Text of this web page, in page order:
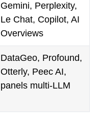
Gemini, Perplexity,
Le Chat, Copilot, AI
Overviews
DataGeo, Profound,
Otterly, Peec AI,
panels multi-LLM